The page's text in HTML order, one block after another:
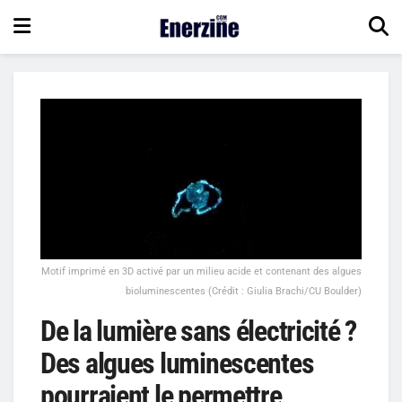
Motif imprimé en 3D activé par un milieu acide et contenant des algues
bioluminescentes (Crédit : Giulia Brachi/CU Boulder)
De la lumière sans électricité ?
Des algues luminescentes